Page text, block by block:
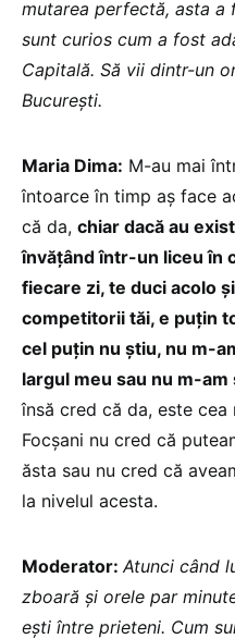
mutarea perfectă, asta
sunt curios cum a fost
Capitală. Să vii dintr-un
București.
Maria Dima: M-au mai
întoarce în timp aș face
că da, chiar dacă au
învățând într-un liceu în
fiecare zi, te duci acolo
competitorii tăi, e puțin
cel puțin nu știu, nu m-
largul meu sau nu m-
însă cred că da, este
Focșani nu cred că
ăsta sau nu cred că
la nivelul acesta.
Moderator:Atunci când
zboară și orele par
ești între prieteni. Cum